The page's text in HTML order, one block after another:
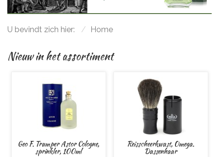
U bevindt zich hier: Home
Nieuw in het assortiment
Geo F. Trumper Astor Cologne,
sprinkler, 100ml
Reisscheerkwast, Omega.
Dassenhaar